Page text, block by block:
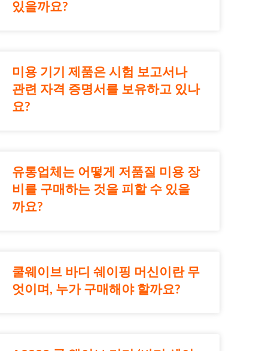
있을까요?
미용 기기 제품은 시험 보고서나
관련 자격 증명서를 보유하고 있나
요?
유통업체는 어떻게 저품질 미용 장
비를 구매하는 것을 피할 수 있을
까요?
쿨웨이브 바디 쉐이핑 머신이란 무
엇이며, 누가 구매해야 할까요?